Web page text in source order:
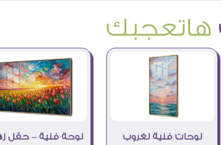
هاتعجبك
لوحات فنية لغروب
لوحة فنية – حقل